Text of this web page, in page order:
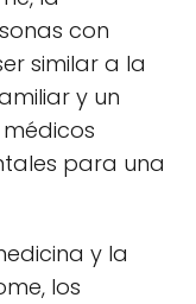
con
similar a la
y un
para una
y la
los